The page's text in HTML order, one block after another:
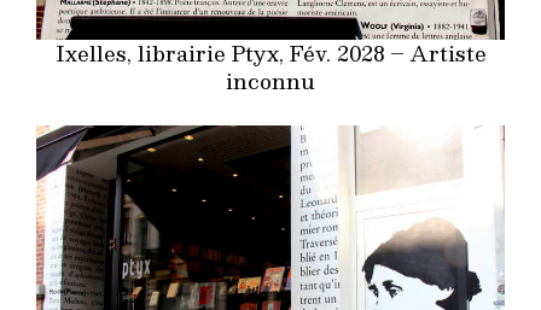
Ixelles, librairie Ptyx, Fév. 2028 – Artiste
inconnu